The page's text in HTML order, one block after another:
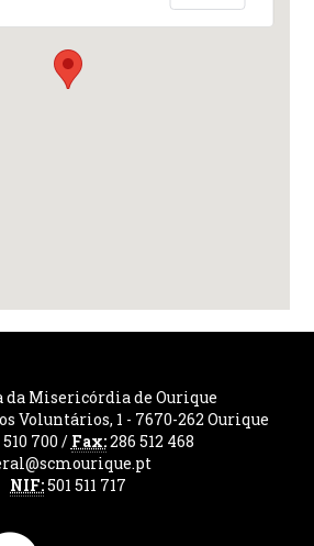
da Misericórdia de Ourique
Voluntários, 1 - 7670-262 Ourique
700 / Fax:286 512 468
NIF:501 511 717